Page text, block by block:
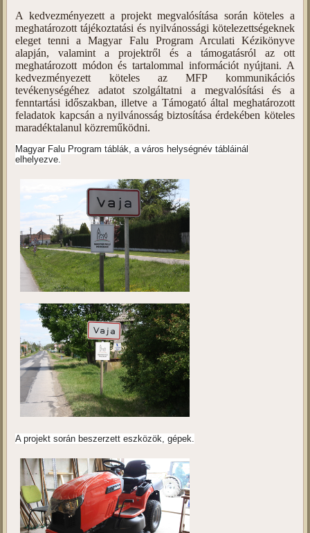
A kedvezményezett a projekt megvalósítása során köteles a
meghatározott tájékoztatási és nyilvánossági kötelezettségeknek
eleget tenni a Magyar Falu Program Arculati Kézikönyve
alapján, valamint a projektről és a támogatásról az ott
meghatározott módon és tartalommal információt nyújtani. A
kedvezményezett köteles az MFP kommunikációs
tevékenységéhez adatot szolgáltatni a megvalósítási és a
fenntartási időszakban, illetve a Támogató által meghatározott
feladatok kapcsán a nyilvánosság biztosítása érdekében köteles
maradéktalanul közreműködni.
Magyar Falu Program táblák, a város helységnév tábláinál
elhelyezve.
A projekt során beszerzett eszközök, gépek.